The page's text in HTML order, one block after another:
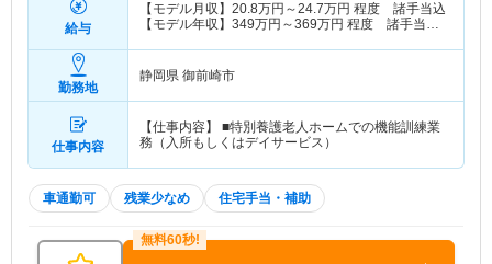
給与
【モデル月収】 20.8万円～24.7万円 程度 諸手当込
【モデル年収】 349万円～369万円 程度 諸手当・
勤務地
静岡県 御前崎市
仕事内容
【仕事内容】 ■特別養護老人ホームでの機能訓練業
務（入所もしくはデイサービス）
車通勤可 残業少なめ 住宅手当・補助